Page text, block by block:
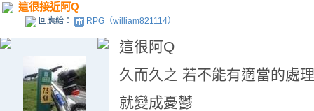
這很接近阿Q
回應給： RPG（william821114）
這很阿Q
久而久之 若不能有適當的處理
就變成憂鬱